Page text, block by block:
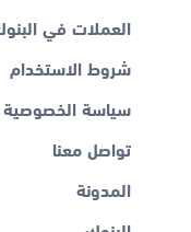
العملات في
شروط الاستخدام
سياسة الخصوصية
تواصل معنا
المدونة